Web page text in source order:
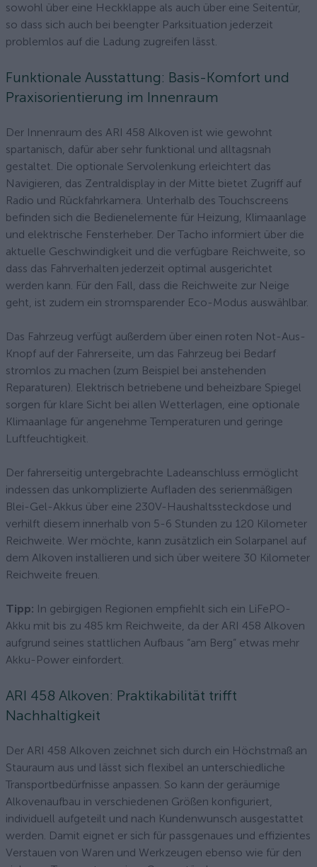
sowohl über eine Heckklappe als auch über eine Seitentür,
so dass sich auch bei beengter Parksituation jederzeit
problemlos auf die Ladung zugreifen lässt.
Funktionale Ausstattung: Basis-Komfort und
Praxisorientierung im Innenraum
Der Innenraum des ARI 458 Alkoven ist wie gewohnt
spartanisch, dafür aber sehr funktional und alltagsnah
gestaltet. Die optionale Servolenkung erleichtert das
Navigieren, das Zentraldisplay in der Mitte bietet Zugriff auf
Radio und Rückfahrkamera. Unterhalb des Touchscreens
befinden sich die Bedienelemente für Heizung, Klimaanlage
und elektrische Fensterheber. Der Tacho informiert über die
aktuelle Geschwindigkeit und die verfügbare Reichweite, so
dass das Fahrverhalten jederzeit optimal ausgerichtet
werden kann. Für den Fall, dass die Reichweite zur Neige
geht, ist zudem ein stromsparender Eco-Modus auswählbar.
Das Fahrzeug verfügt außerdem über einen roten Not-Aus-
Knopf auf der Fahrerseite, um das Fahrzeug bei Bedarf
stromlos zu machen (zum Beispiel bei anstehenden
Reparaturen). Elektrisch betriebene und beheizbare Spiegel
sorgen für klare Sicht bei allen Wetterlagen, eine optionale
Klimaanlage für angenehme Temperaturen und geringe
Luftfeuchtigkeit.
Der fahrerseitig untergebrachte Ladeanschluss ermöglicht
indessen das unkomplizierte Aufladen des serienmäßigen
Blei-Gel-Akkus über eine 230V-Haushaltssteckdose und
verhilft diesem innerhalb von 5-6 Stunden zu 120 Kilometer
Reichweite. Wer möchte, kann zusätzlich ein Solarpanel auf
dem Alkoven installieren und sich über weitere 30 Kilometer
Reichweite freuen.
Tipp: In gebirgigen Regionen empfiehlt sich ein LiFePO-
Akku mit bis zu 485 km Reichweite, da der ARI 458 Alkoven
aufgrund seines stattlichen Aufbaus “am Berg” etwas mehr
Akku-Power einfordert.
ARI 458 Alkoven: Praktikabilität trifft
Nachhaltigkeit
Der ARI 458 Alkoven zeichnet sich durch ein Höchstmaß an
Stauraum aus und lässt sich flexibel an unterschiedliche
Transportbedürfnisse anpassen. So kann der geräumige
Alkovenaufbau in verschiedenen Größen konfiguriert,
individuell aufgeteilt und nach Kundenwunsch ausgestattet
werden. Damit eignet er sich für passgenaues und effizientes
Verstauen von Waren und Werkzeugen ebenso wie für den